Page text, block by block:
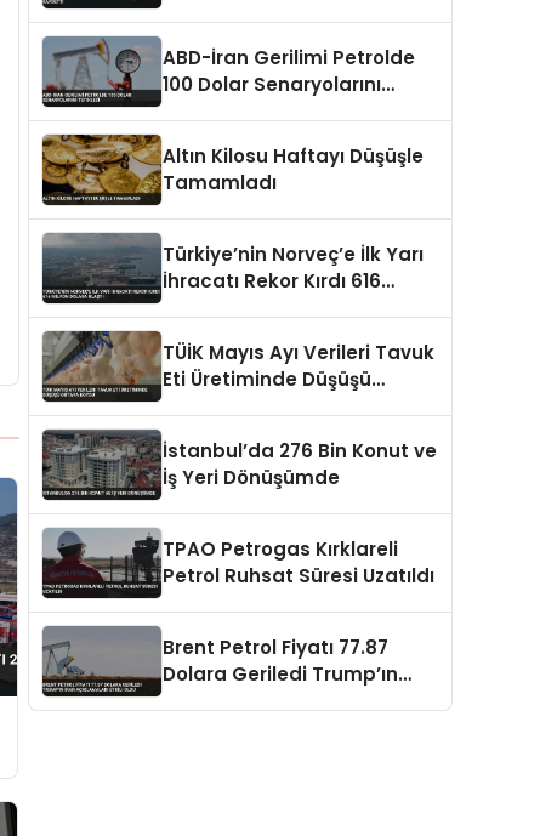
ABD-İran Gerilimi Petrolde
100 Dolar Senaryolarını
Altın Kilosu Haftayı Düşüşle
Tamamladı
Türkiye’nin Norveç’e İlk Yarı
İhracatı Rekor Kırdı 616
TÜİK Mayıs Ayı Verileri Tavuk
Eti Üretiminde Düşüşü
İstanbul’da 276 Bin Konut ve
İş Yeri Dönüşümde
TPAO Petrogas Kırklareli
Petrol Ruhsat Süresi Uzatıldı
Brent Petrol Fiyatı 77.87
Dolara Geriledi Trump’ın